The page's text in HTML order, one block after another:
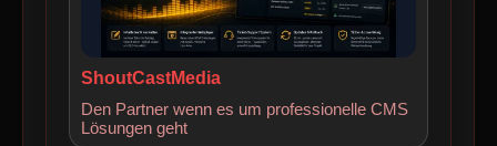
ShoutCastMedia
Den Partner wenn es um professionelle CMS
Lösungen geht